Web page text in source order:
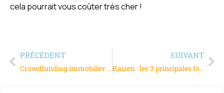
cela pourrait vous coûter très cher !
PRÉCÉDENT
Crowdfunding immobilier avec Citesia – L’avenir de l’investissement participatif en ligne
SUIVANT
Kaizen : les 3 principales formes de muda (gaspillage)